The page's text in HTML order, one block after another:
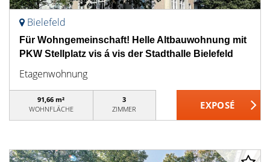
Bielefeld
Für Wohngemeinschaft! Helle Altbauwohnung mit
PKW Stellplatz vis á vis der Stadthalle Bielefeld
Etagenwohnung
91,66 m²
WOHNFLÄCHE
3
ZIMMER